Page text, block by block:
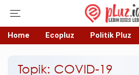
Home Ecopluz Politik Pluz
Topik: COVID-19